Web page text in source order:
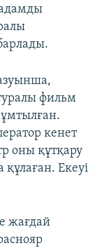
адамды
фильм
ұмтылған.
кенет
оны құтқару
құлаған. Екеуі
жағдай